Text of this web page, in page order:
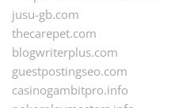
jusu-gb.com
thecarepet.com
blogwriterplus.com
guestpostingseo.com
casinogambitpro.info